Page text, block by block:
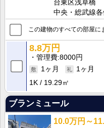
台東区浅草橋
中央・総武線
この建物のすべての部屋に
8.8万円
管理費 8000円
1ヶ月
1ヶ月
1K
19.29㎡
ブランミュール
10.0万円～